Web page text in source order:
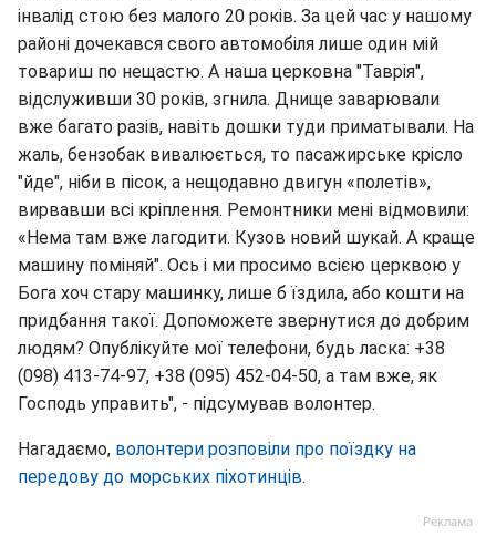
інвалід стою без малого 20 років. За цей час у нашому
районі дочекався свого автомобіля лише один мій
товариш по нещастю. А наша церковна "Таврія",
відслуживши 30 років, згнила. Днище заварювали
вже багато разів, навіть дошки туди приматывали. На
жаль, бензобак вивалюється, то пасажирське крісло
"йде", ніби в пісок, а нещодавно двигун «полетів»,
вирвавши всі кріплення. Ремонтники мені відмовили:
«Нема там вже лагодити. Кузов новий шукай. А краще
машину поміняй". Ось і ми просимо всією церквою у
Бога хоч стару машинку, лише б їздила, або кошти на
придбання такої. Допоможете звернутися до добрим
людям? Опублікуйте мої телефони, будь ласка: +38
(098) 413-74-97, +38 (095) 452-04-50, а там вже, як
Господь управить", - підсумував волонтер.
Нагадаємо, волонтери розповіли про поїздку на
передову до морських піхотинців.